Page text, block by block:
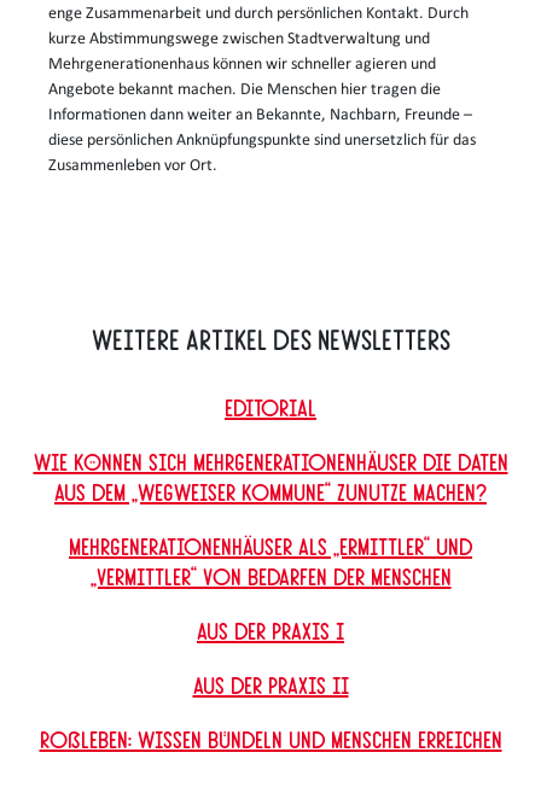
enge Zusammenarbeit und durch persönlichen Kontakt. Durch
kurze Abstimmungswege zwischen Stadtverwaltung und
Mehrgenerationenhaus können wir schneller agieren und
Angebote bekannt machen. Die Menschen hier tragen die
Informationen dann weiter an Bekannte, Nachbarn, Freunde –
diese persönlichen Anknüpfungspunkte sind unersetzlich für das
Zusammenleben vor Ort.
Weitere Artikel des Newsletters
Editorial
Wie können sich Mehrgenerationenhäuser die Daten
aus dem „Wegweiser Kommune“ zunutze machen?
Mehrgenerationenhäuser als „Ermittler“ und
„Vermittler“ von Bedarfen der Menschen
Aus der Praxis I
Aus der Praxis II
Roßleben: Wissen bündeln und Menschen erreichen